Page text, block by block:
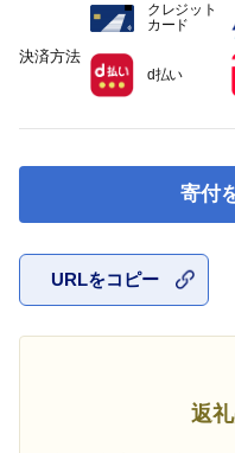
寄付
URLをコピー
返
決済方法
クレジット
カード
d払い